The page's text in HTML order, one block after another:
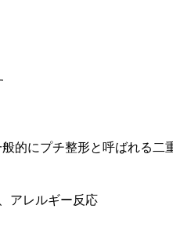
的にプチ整形と呼ばれる二
アレルギー反応